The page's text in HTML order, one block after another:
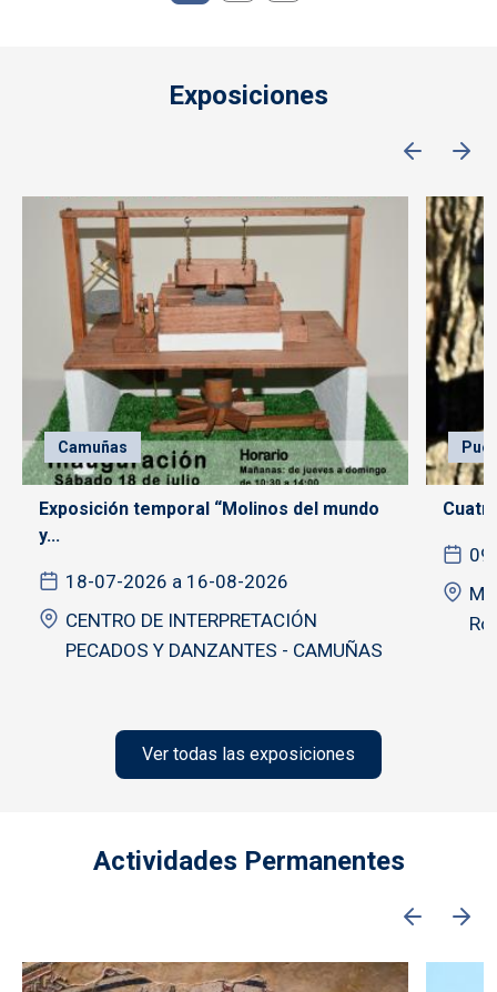
Exposiciones
Camuñas
Exposición temporal “Molinos del mundo
y...
18-07-2026 a 16-08-2026
CENTRO DE INTERPRETACIÓN
PECADOS Y DANZANTES - CAMUÑAS
Ver todas las exposiciones
Actividades Permanentes